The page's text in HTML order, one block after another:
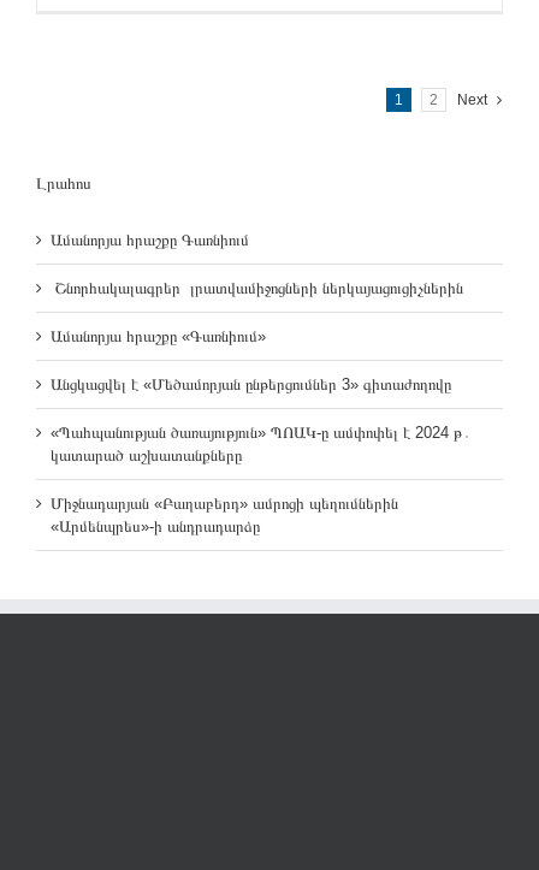
1 2 Next
Լրահոս
Ամանորյա հրաշքը Գառնիում
Շնորհակալագրեր լրատվամիջոցների ներկայացուցիչներին
Ամանորյա հրաշքը «Գառնիում»
Անցկացվել է «Մեծամորյան ընթերցումներ 3» գիտաժողովը
«Պահպանության ծառայություն» ՊՈԱԿ-ը ամփոփել է 2024 թ․
կատարած աշխատանքները
Միջնադարյան «Բաղաբերդ» ամրոցի պեղումներին
«Արմենպրես»-ի անդրադարձը